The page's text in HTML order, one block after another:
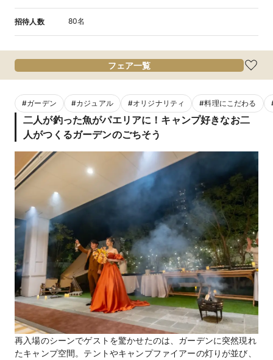
招待人数 80名
フェア一覧
#ガーデン #カジュアル #オリジナリティ #料理にこだわる
二人が釣った魚がパエリアに！キャンプ好きなお二
人がつくるガーデンのごちそう
再入場のシーンでゲストを驚かせたのは、ガーデンに突然現れ
たキャンプ空間。テントやキャンプファイアーの灯りが並び、